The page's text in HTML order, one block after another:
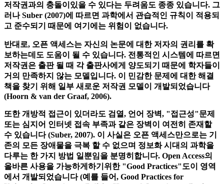
는 당연히 몇 가지 문제를 안고 있습니다. 비즈니스 모델이 구
독을 기반으로하여 오픈 액세스에 의해 존재가 위협 받고있는
고전적인 출판 시스템을 가진 저널의 저항이 예상됩니다. 또한
러나 Suber (2007)에 따르면 과학에서 관습적인 규칙이 적용되
고 준수되기 때문에 여기에는 위험이 없습니다.
반대로, 오픈 액세스는 자신의 논문에 대한 저자의 권리를 확
보하는데도 도움이 될 수 있습니다. 전통적인 시스템에 따르면
저작권은 출판 될 때 각 출판사에게 양도되기 때문에 학자들이
거의 만족하지 않는 모델입니다. 이 민감한 문제에 대한 해결
책을 찾기 위해 일부 새로운 저작권 모델이 개발되었습니다
(Hoorn & van der Graaf, 2006).
또한 개방적 접근이 있더라도 검열, 언어 장벽, "접근성"문제
또는 심지어 인터넷 접속 부족과 같은 장벽이 여전히 존재할
수 있습니다 (Suber, 2007). 이 사실은 오픈 액세스만으로는 기
존의 모든 장애물을 극복 할 수 없으며 정보화 시대의 과학을